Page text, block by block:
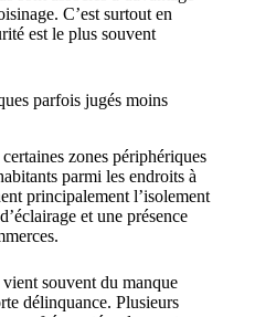
C’est surtout en
est le plus souvent
parfois jugés moins
zones périphériques
parmi les endroits à
principalement l’isolement
et une présence
souvent du manque
délinquance. Plusieurs